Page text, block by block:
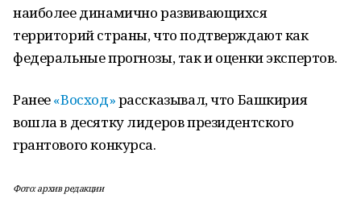
наиболее динамично развивающихся
территорий страны, что подтверждают как
федеральные прогнозы, так и оценки экспертов.
Ранее«Восход»рассказывал, что Башкирия
вошла в десятку лидеров президентского
грантового конкурса.
Фото: архив редакции